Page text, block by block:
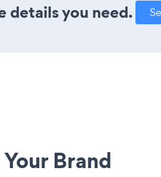
details you need.
Brand